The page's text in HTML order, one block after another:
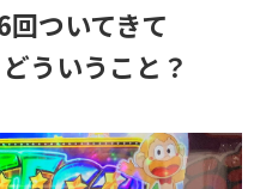
ついてきて
ういうこと？